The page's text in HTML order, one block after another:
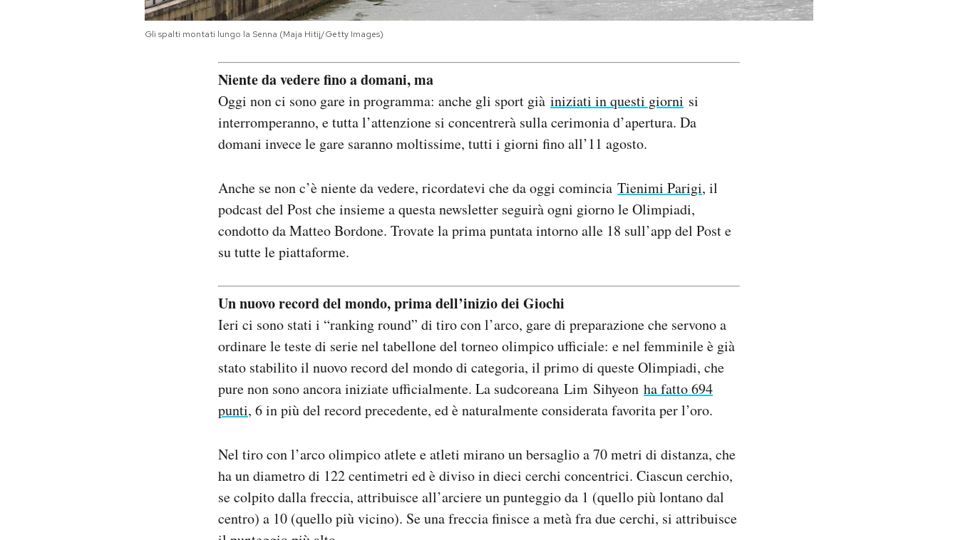
Gli spalti montati lungo la Senna (Maja Hitij/Getty Images)
Niente da vedere fino a domani, ma
Oggi non ci sono gare in programma: anche gli sport già iniziati in questi giorni si
interromperanno, e tutta l’attenzione si concentrerà sulla cerimonia d’apertura. Da
domani invece le gare saranno moltissime, tutti i giorni fino all’11 agosto.
Anche se non c’è niente da vedere, ricordatevi che da oggi comincia Tienimi Parigi, il
podcast del Post che insieme a questa newsletter seguirà ogni giorno le Olimpiadi,
condotto da Matteo Bordone. Trovate la prima puntata intorno alle 18 sull’app del Post e
su tutte le piattaforme.
Un nuovo record del mondo, prima dell’inizio dei Giochi
Ieri ci sono stati i “ranking round” di tiro con l’arco, gare di preparazione che servono a
ordinare le teste di serie nel tabellone del torneo olimpico ufficiale: e nel femminile è già
stato stabilito il nuovo record del mondo di categoria, il primo di queste Olimpiadi, che
pure non sono ancora iniziate ufficialmente. La sudcoreana Lim Sihyeon ha fatto 694
punti, 6 in più del record precedente, ed è naturalmente considerata favorita per l’oro.
Nel tiro con l’arco olimpico atlete e atleti mirano un bersaglio a 70 metri di distanza, che
ha un diametro di 122 centimetri ed è diviso in dieci cerchi concentrici. Ciascun cerchio,
se colpito dalla freccia, attribuisce all’arciere un punteggio da 1 (quello più lontano dal
centro) a 10 (quello più vicino). Se una freccia finisce a metà fra due cerchi, si attribuisce